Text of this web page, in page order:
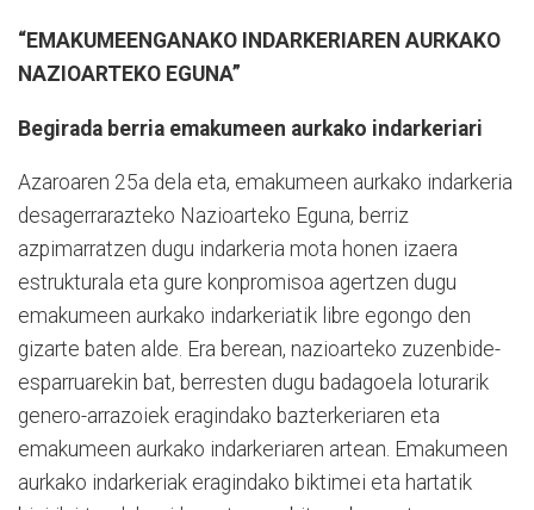
“EMAKUMEENGANAKO INDARKERIAREN AURKAKO
NAZIOARTEKO EGUNA”
Begirada berria emakumeen aurkako indarkeriari
Azaroaren 25a dela eta, emakumeen aurkako indarkeria
desagerrarazteko Nazioarteko Eguna, berriz
azpimarratzen dugu indarkeria mota honen izaera
estrukturala eta gure konpromisoa agertzen dugu
emakumeen aurkako indarkeriatik libre egongo den
gizarte baten alde. Era berean, nazioarteko zuzenbide-
esparruarekin bat, berresten dugu badagoela loturarik
genero-arrazoiek eragindako bazterkeriaren eta
emakumeen aurkako indarkeriaren artean. Emakumeen
aurkako indarkeriak eragindako biktimei eta hartatik